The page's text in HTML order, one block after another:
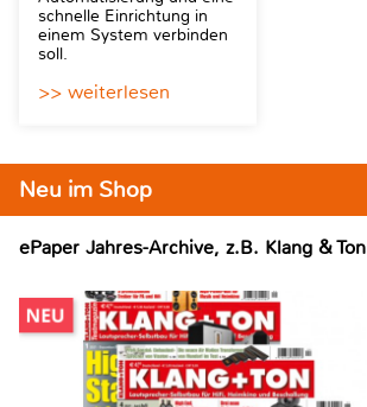
schnelle Einrichtung in
einem System verbinden
soll.
>> weiterlesen
Neu im Shop
ePaper Jahres-Archive, z.B. Klang & Ton